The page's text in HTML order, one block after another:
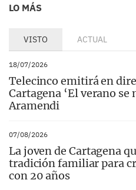
LO MÁS
VISTO ACTUAL
18/07/2026
Telecinco emitirá en
Cartagena ‘El verano se
Aramendi
07/08/2026
La joven de Cartagena
tradición familiar para
con 20 años